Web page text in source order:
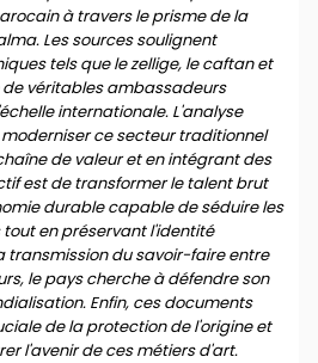
à travers le prisme de la
Les sources soulignent
tels que le zellige, le caftan et
véritables ambassadeurs
internationale. L'analyse
ce secteur traditionnel
de valeur et en intégrant des
est de transformer le talent brut
durable capable de séduire les
en préservant l'identité
transmission du savoir-faire entre
le pays cherche à défendre son
Enfin, ces documents
de la protection de l'origine et
l'avenir de ces métiers d'art.